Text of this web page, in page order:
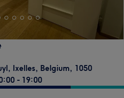
, Ixelles, Belgium, 1050
- 19:00